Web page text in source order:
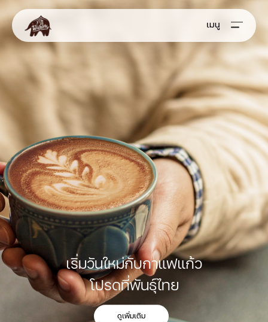
เมนู
เริ่มวันใหม่กับกาแฟแก้ว
โปรดที่พันธุ์ไทย
ดูเพิ่มเติม